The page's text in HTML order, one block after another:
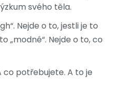
svého těla.
Nejde o to, jestli je to
„modné“. Nejde o to, co
potřebujete. A to je